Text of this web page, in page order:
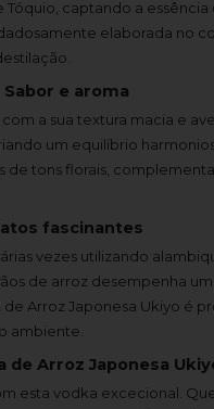
captando a
elaborada no
Sabor e aroma
a sua textura macia e
um equilíbrio
tons florais,
fascinantes
vezes utilizando
de arroz desempenha
Arroz Japonesa Ukiyo é
ambiente.
de Arroz Japonesa
esta vodka excecional.